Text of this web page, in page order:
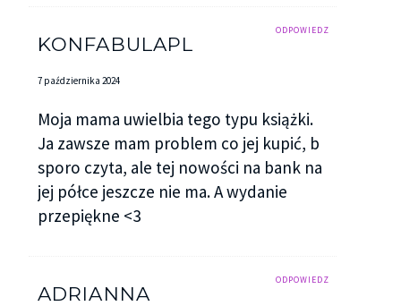
ODPOWIEDZ
KONFABULAPL
7 października 2024
Moja mama uwielbia tego typu książki.
Ja zawsze mam problem co jej kupić, b
sporo czyta, ale tej nowości na bank na
jej półce jeszcze nie ma. A wydanie
przepiękne <3
ODPOWIEDZ
ADRIANNA